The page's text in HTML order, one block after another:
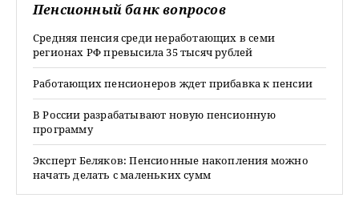
Пенсионный банк вопросов
Средняя пенсия среди неработающих в семи
регионах РФ превысила 35 тысяч рублей
Работающих пенсионеров ждет прибавка к пенсии
В России разрабатывают новую пенсионную
программу
Эксперт Беляков: Пенсионные накопления можно
начать делать с маленьких сумм